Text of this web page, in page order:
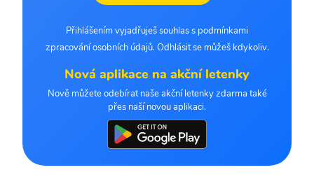
Přihlášením vyjadřuješ souhlas s podmínkami
zpracování osobních údajů. Odhlásit se můžeš kdykoliv.
Nová aplikace na akční letenky
Nově můžete odebírat naše akční letenky zdarma také
přes naší novou aplikaci.